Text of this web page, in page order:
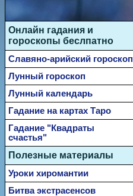
Онлайн гадания и
гороскопы беслпатно
Славяно-арийский гороскоп
Лунный гороскоп
Лунный календарь
Гадание на картах Таро
Гадание "Квадраты
счастья"
Полезные материалы
Уроки хиромантии
Битва экстрасенсов